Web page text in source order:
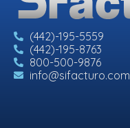
(442)-195-5559
(442)-195-8763
800-500-9876
info@sifacturo.com